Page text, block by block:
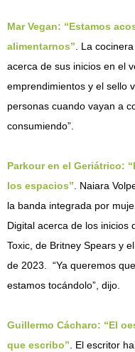
Mar Vegan: “Estamos
alimentarnos” . La
acerca de sus inicios en el
emprendimientos y el sello
personas cuando vayan a
consumiendo”.
Parkour en el Geriátrico:
los espacios” . Naiara
la banda integrada por
Digital acerca de los inicios
Toxic, de Britney Spears y
de 2023. “Ya queremos
estamos tocándolo”, dijo.
Guillermo Cácharo: “El
que escribo” . El escritor